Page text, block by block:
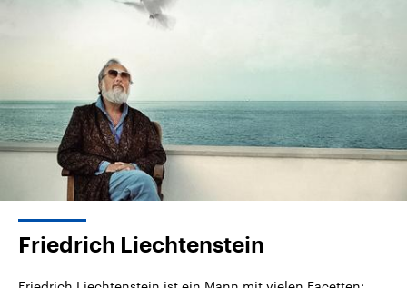
Friedrich Liechtenstein